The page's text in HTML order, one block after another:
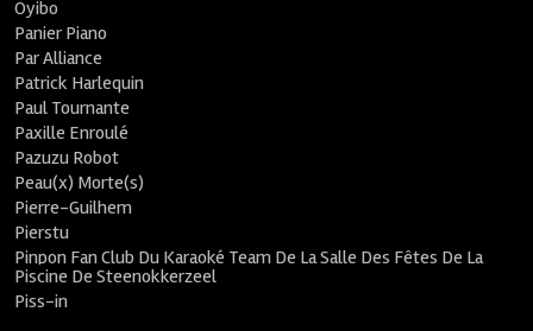
Oyibo
Panier Piano
Par Alliance
Patrick Harlequin
Paul Tournante
Paxille Enroulé
Pazuzu Robot
Peau(x) Morte(s)
Pierre-Guilhem
Pierstu
Pinpon Fan Club Du Karaoké Team De La Salle Des Fêtes De La
Piscine De Steenokkerzeel
Piss-in